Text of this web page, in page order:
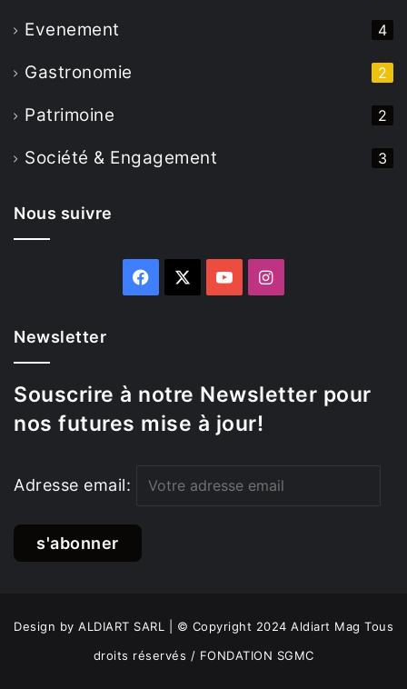
Evenement 4
Gastronomie 2
Patrimoine 2
Société & Engagement 3
Nous suivre
Facebook YouTubeInstagram
Newsletter
Souscrire à notre Newsletter pour
nos futures mise à jour!
Adresse email:
Design by ALDIART SARL | © Copyright 2024 Aldiart Mag Tous
droits réservés / FONDATION SGMC